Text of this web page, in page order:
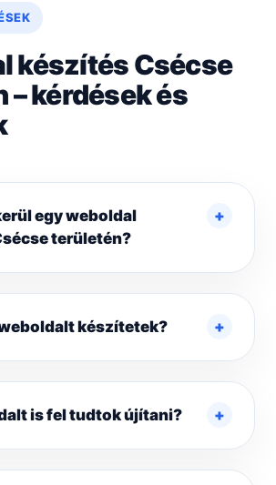
készítés Csécse
kérdések és
egy weboldal
területén?
készítetek?
is fel tudtok újítani?